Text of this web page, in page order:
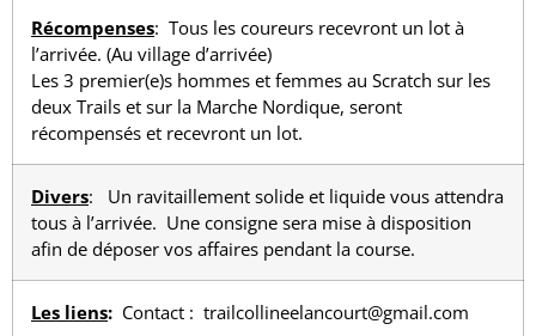
Récompenses: Tous les coureurs recevront un lot à
l’arrivée. (Au village d’arrivée)
Les 3 premier(e)s hommes et femmes au Scratch sur les
deux Trails et sur la Marche Nordique, seront
récompensés et recevront un lot.
Divers: Un ravitaillement solide et liquide vous attendra
tous à l’arrivée. Une consigne sera mise à disposition
afin de déposer vos affaires pendant la course.
Les liens: Contact : trailcollineelancourt@gmail.com